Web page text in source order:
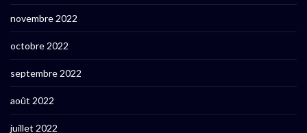
novembre 2022
octobre 2022
septembre 2022
août 2022
juillet 2022